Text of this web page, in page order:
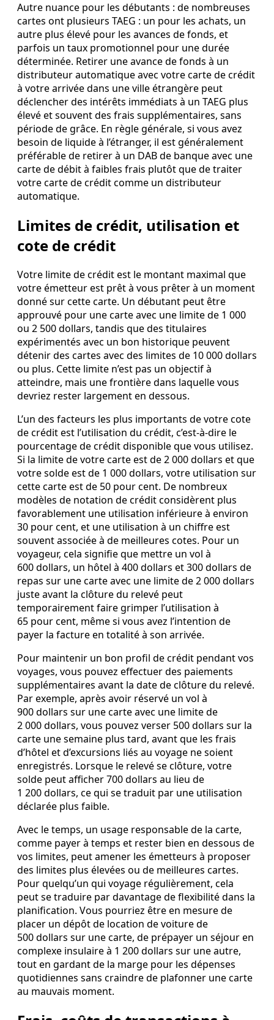
Autre nuance pour les débutants : de nombreuses
cartes ont plusieurs TAEG : un pour les achats, un
autre plus élevé pour les avances de fonds, et
parfois un taux promotionnel pour une durée
déterminée. Retirer une avance de fonds à un
distributeur automatique avec votre carte de crédit
à votre arrivée dans une ville étrangère peut
déclencher des intérêts immédiats à un TAEG plus
élevé et souvent des frais supplémentaires, sans
période de grâce. En règle générale, si vous avez
besoin de liquide à l’étranger, il est généralement
préférable de retirer à un DAB de banque avec une
carte de débit à faibles frais plutôt que de traiter
votre carte de crédit comme un distributeur
automatique.
Limites de crédit, utilisation et
cote de crédit
Votre limite de crédit est le montant maximal que
votre émetteur est prêt à vous prêter à un moment
donné sur cette carte. Un débutant peut être
approuvé pour une carte avec une limite de 1 000
ou 2 500 dollars, tandis que des titulaires
expérimentés avec un bon historique peuvent
détenir des cartes avec des limites de 10 000 dollars
ou plus. Cette limite n’est pas un objectif à
atteindre, mais une frontière dans laquelle vous
devriez rester largement en dessous.
L’un des facteurs les plus importants de votre cote
de crédit est l’utilisation du crédit, c’est‑à‑dire le
pourcentage de crédit disponible que vous utilisez.
Si la limite de votre carte est de 2 000 dollars et que
votre solde est de 1 000 dollars, votre utilisation sur
cette carte est de 50 pour cent. De nombreux
modèles de notation de crédit considèrent plus
favorablement une utilisation inférieure à environ
30 pour cent, et une utilisation à un chiffre est
souvent associée à de meilleures cotes. Pour un
voyageur, cela signifie que mettre un vol à
600 dollars, un hôtel à 400 dollars et 300 dollars de
repas sur une carte avec une limite de 2 000 dollars
juste avant la clôture du relevé peut
temporairement faire grimper l’utilisation à
65 pour cent, même si vous avez l’intention de
payer la facture en totalité à son arrivée.
Pour maintenir un bon profil de crédit pendant vos
voyages, vous pouvez effectuer des paiements
supplémentaires avant la date de clôture du relevé.
Par exemple, après avoir réservé un vol à
900 dollars sur une carte avec une limite de
2 000 dollars, vous pouvez verser 500 dollars sur la
carte une semaine plus tard, avant que les frais
d’hôtel et d’excursions liés au voyage ne soient
enregistrés. Lorsque le relevé se clôture, votre
solde peut afficher 700 dollars au lieu de
1 200 dollars, ce qui se traduit par une utilisation
déclarée plus faible.
Avec le temps, un usage responsable de la carte,
comme payer à temps et rester bien en dessous de
vos limites, peut amener les émetteurs à proposer
des limites plus élevées ou de meilleures cartes.
Pour quelqu’un qui voyage régulièrement, cela
peut se traduire par davantage de flexibilité dans la
planification. Vous pourriez être en mesure de
placer un dépôt de location de voiture de
500 dollars sur une carte, de prépayer un séjour en
complexe insulaire à 1 200 dollars sur une autre,
tout en gardant de la marge pour les dépenses
quotidiennes sans craindre de plafonner une carte
au mauvais moment.